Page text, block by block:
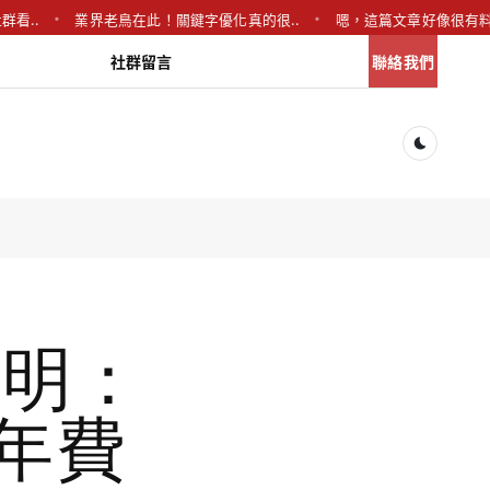
業界老鳥在此！關鍵字優化真的很.. 嗯，這篇文章好像很有料！
社群留言 聯絡我們
：
費